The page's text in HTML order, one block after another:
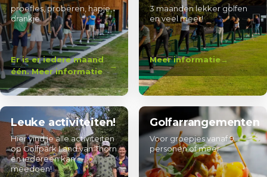
proefles, proberen, hapje,
drankje
Er is er iedere maand
één. Meer informatie
3 maanden lekker golfen
en veel meer!
Meer informatie
Leuke activiteiten!
Hier vind je alle activiteiten
op Golfpark Land van Thorn
en iedereen kan
meedoen!
Golfarrangementen
Voor groepjes vanaf 9
personen of meer